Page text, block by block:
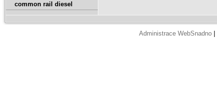
common rail diesel
Administrace WebSnadno|